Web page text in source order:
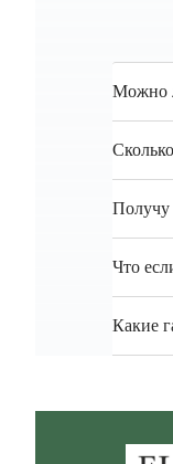
Можно
Получу
Что
Какие